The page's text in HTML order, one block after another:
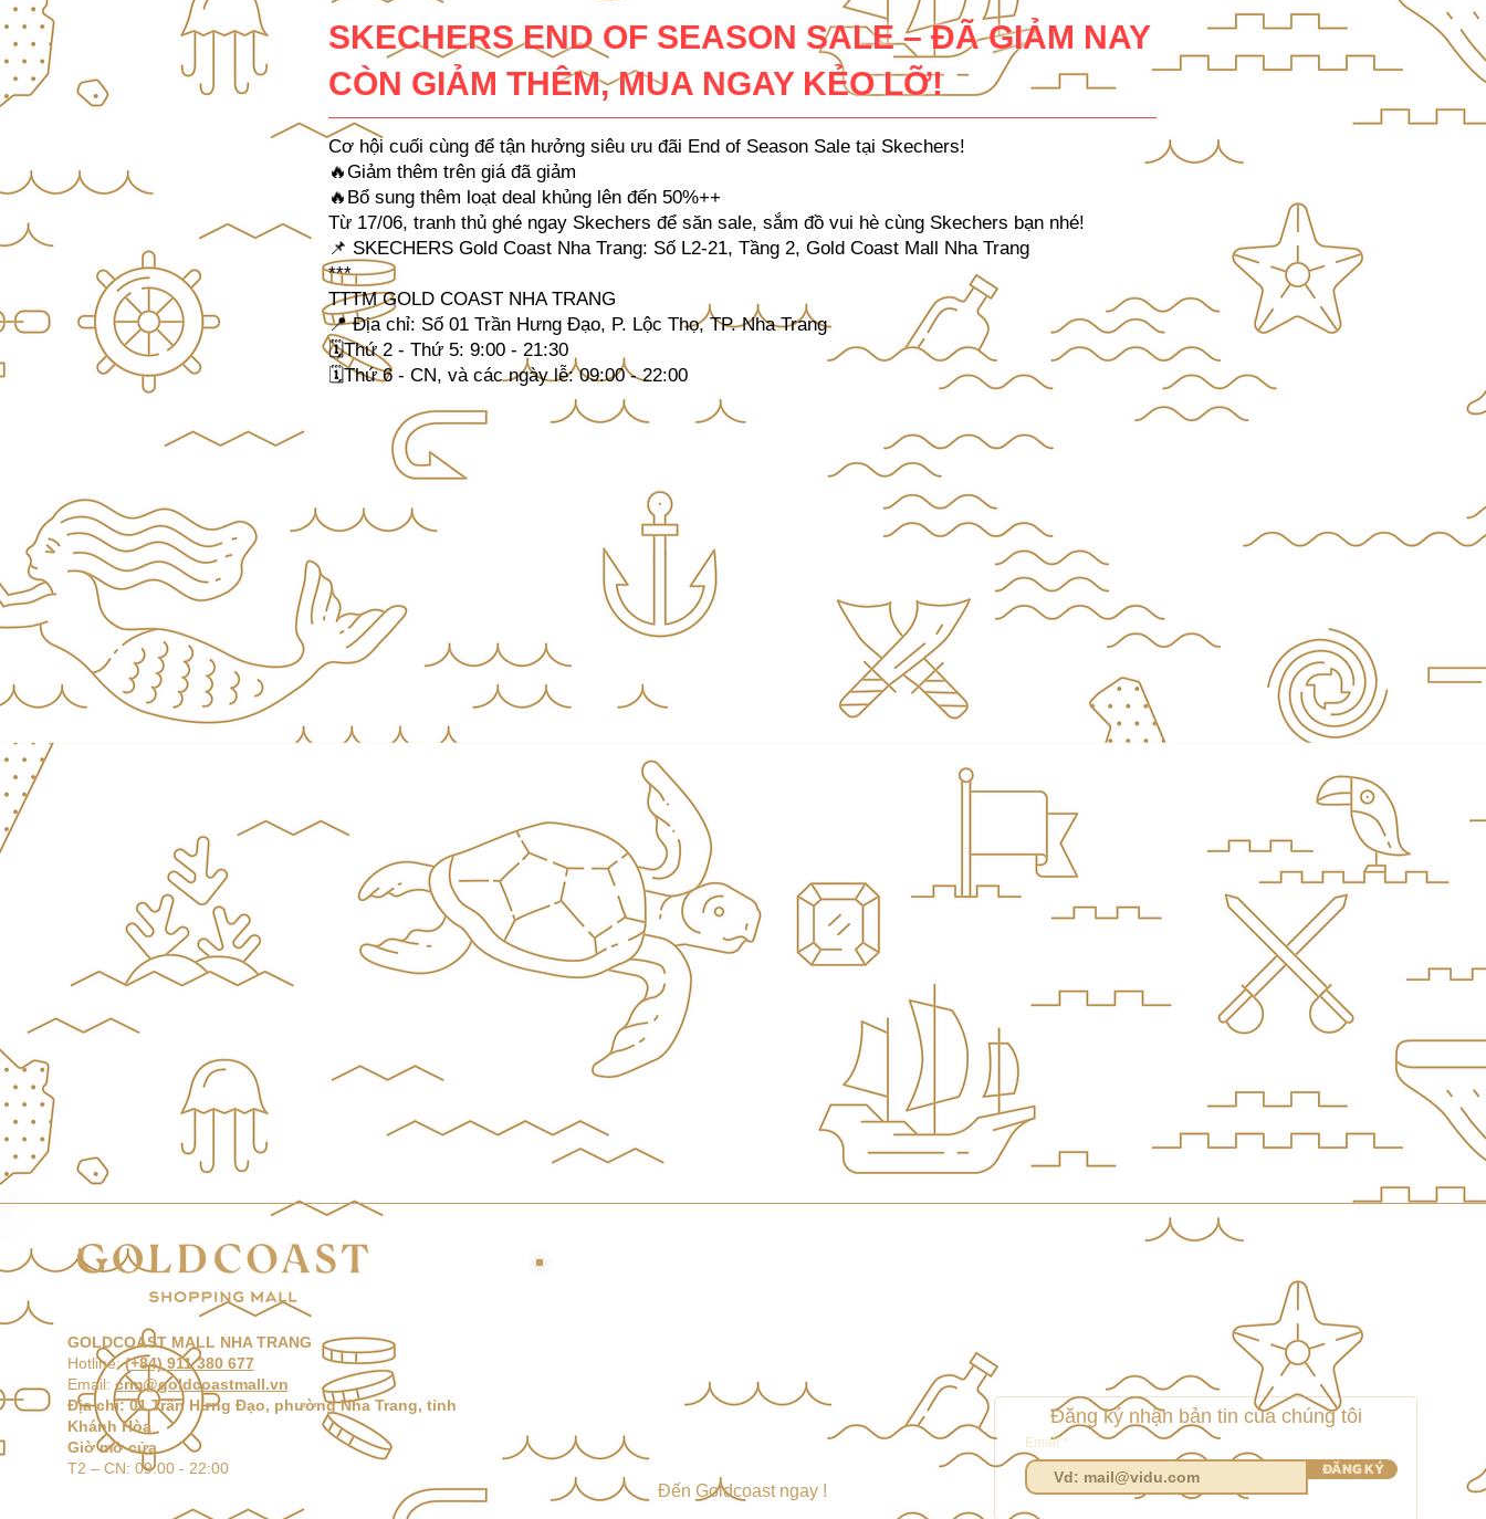
SKECHERS END OF SEASON SALE – ĐÃ GIẢM NAY
CÒN GIẢM THÊM, MUA NGAY KẺO LỠ!
Cơ hội cuối cùng để tận hưởng siêu ưu đãi End of Season Sale tại Skechers!
🔥Giảm thêm trên giá đã giảm
🔥Bổ sung thêm loạt deal khủng lên đến 50%++
Từ 17/06, tranh thủ ghé ngay Skechers để săn sale, sắm đồ vui hè cùng Skechers bạn nhé!
📌 SKECHERS Gold Coast Nha Trang: Số L2-21, Tầng 2, Gold Coast Mall Nha Trang
***
TTTM GOLD COAST NHA TRANG
📍 Địa chỉ: Số 01 Trần Hưng Đạo, P. Lộc Thọ, TP. Nha Trang
🗓Thứ 2 - Thứ 5: 9:00 - 21:30
🗓Thứ 6 - CN, và các ngày lễ: 09:00 - 22:00
GOLDCOAST MALL NHA TRANG
Hotline:(+84) 911 380 677
Email: crm@goldcoastmall.vn
Địa chỉ: 01 Trần Hưng Đạo, phường Nha Trang, tỉnh
Khánh Hòa
Giờ mở cửa
T2 – CN: 09:00 - 22:00
​Đến Goldcoast ngay !
Đăng ký nhận bản tin của chúng tôi
Email
ĐĂNG KÝ